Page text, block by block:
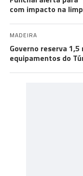
com impacto na
MADEIRA
Governo reserva
equipamentos do